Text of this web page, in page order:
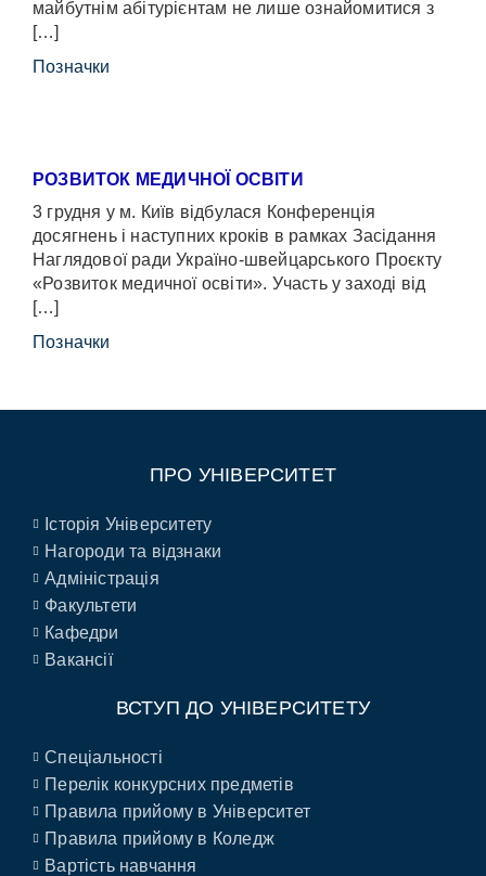
майбутнім абітурієнтам не лише ознайомитися з
[…]
Позначки
РОЗВИТОК МЕДИЧНОЇ ОСВІТИ
3 грудня у м. Київ відбулася Конференція
досягнень і наступних кроків в рамках Засідання
Наглядової ради Україно-швейцарського Проєкту
«Розвиток медичної освіти». Участь у заході від
[…]
Позначки
ПРО УНІВЕРСИТЕТ
Історія Університету
Нагороди та відзнаки
Адміністрація
Факультети
Кафедри
Вакансії
ВСТУП ДО УНІВЕРСИТЕТУ
Спеціальності
Перелік конкурсних предметів
Правила прийому в Університет
Правила прийому в Коледж
Вартість навчання